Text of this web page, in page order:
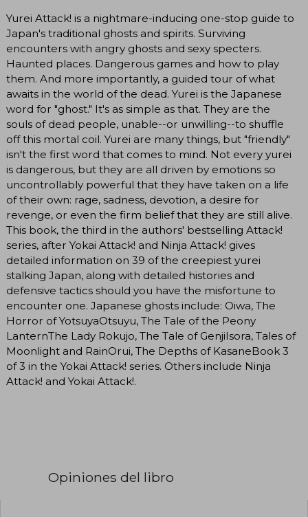
Yurei Attack! is a nightmare-inducing one-stop guide to
Japan's traditional ghosts and spirits. Surviving
encounters with angry ghosts and sexy specters.
Haunted places. Dangerous games and how to play
them. And more importantly, a guided tour of what
awaits in the world of the dead. Yurei is the Japanese
word for "ghost." It's as simple as that. They are the
souls of dead people, unable--or unwilling--to shuffle
off this mortal coil. Yurei are many things, but "friendly"
isn't the first word that comes to mind. Not every yurei
is dangerous, but they are all driven by emotions so
uncontrollably powerful that they have taken on a life
of their own: rage, sadness, devotion, a desire for
revenge, or even the firm belief that they are still alive.
This book, the third in the authors' bestselling Attack!
series, after Yokai Attack! and Ninja Attack! gives
detailed information on 39 of the creepiest yurei
stalking Japan, along with detailed histories and
defensive tactics should you have the misfortune to
encounter one. Japanese ghosts include: Oiwa, The
Horror of YotsuyaOtsuyu, The Tale of the Peony
LanternThe Lady Rokujo, The Tale of GenjiIsora, Tales of
Moonlight and RainOrui, The Depths of KasaneBook 3
of 3 in the Yokai Attack! series. Others include Ninja
Attack! and Yokai Attack!.
Opiniones del libro